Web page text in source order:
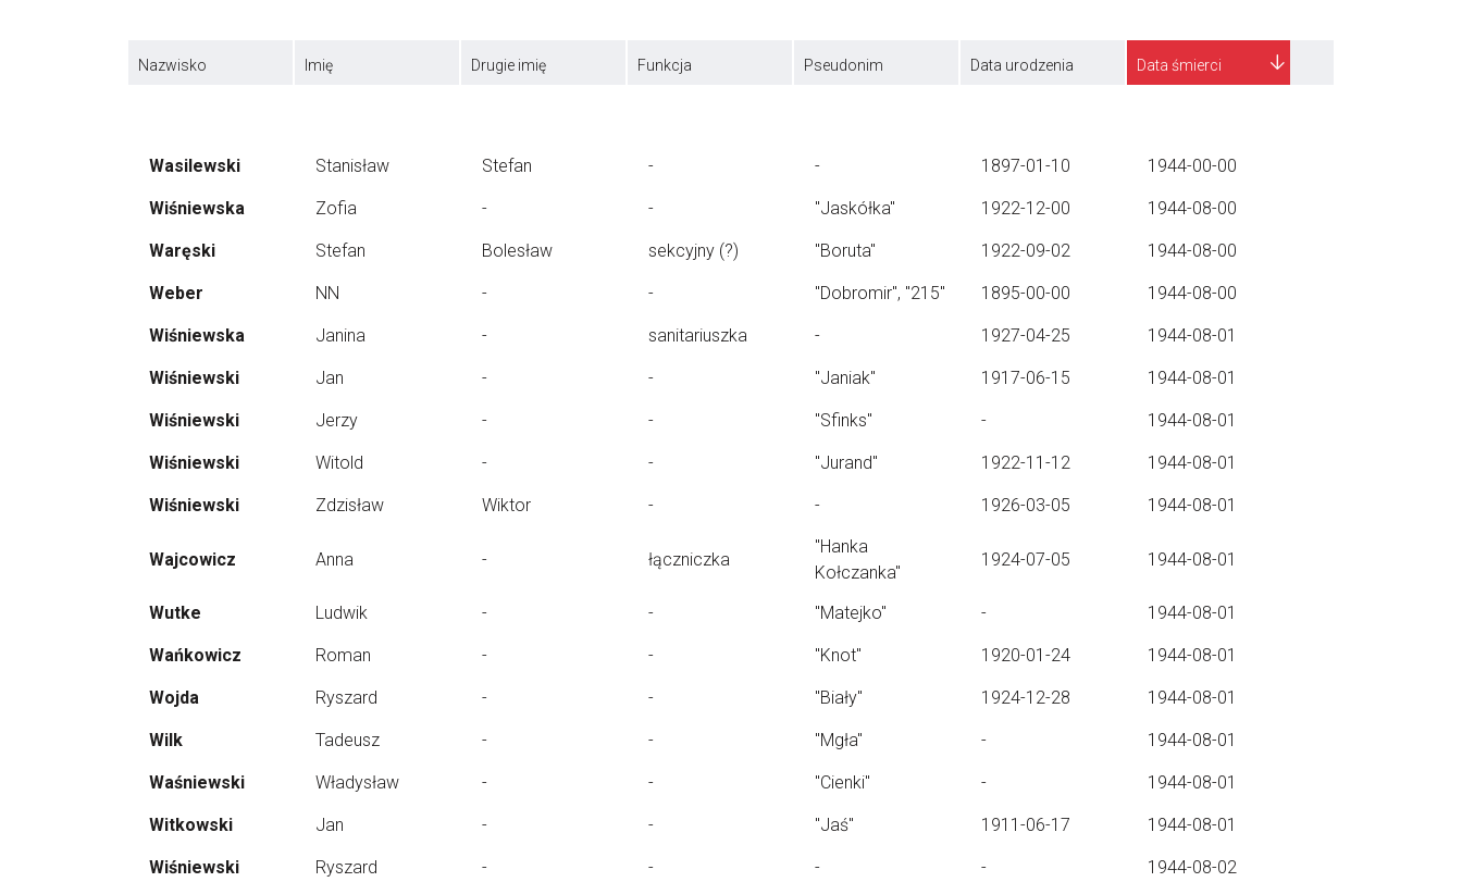
Nazwisko Imię Drugie imię Funkcja Pseudonim Data urodzenia Data śmierci
Wasilewski Stanisław Stefan - - 1897-01-10 1944-00-00
Wiśniewska Zofia - - "Jaskółka" 1922-12-00 1944-08-00
Waręski Stefan Bolesław sekcyjny (?) "Boruta" 1922-09-02 1944-08-00
Weber NN - - "Dobromir", "215" 1895-00-00 1944-08-00
Wiśniewska Janina - sanitariuszka - 1927-04-25 1944-08-01
Wiśniewski Jan - - "Janiak" 1917-06-15 1944-08-01
Wiśniewski Jerzy - - "Sfinks" - 1944-08-01
Wiśniewski Witold - - "Jurand" 1922-11-12 1944-08-01
Wiśniewski Zdzisław Wiktor - - 1926-03-05 1944-08-01
Wajcowicz Anna - łączniczka
"Hanka
Kołczanka"
1924-07-05 1944-08-01
Wutke Ludwik - - "Matejko" - 1944-08-01
Wańkowicz Roman - - "Knot" 1920-01-24 1944-08-01
Wojda Ryszard - - "Biały" 1924-12-28 1944-08-01
Wilk Tadeusz - - "Mgła" - 1944-08-01
Waśniewski Władysław - - "Cienki" - 1944-08-01
Witkowski Jan - - "Jaś" 1911-06-17 1944-08-01
Wiśniewski Ryszard - - - - 1944-08-02